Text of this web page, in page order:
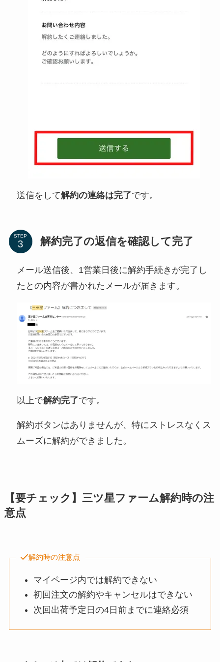
送信をして解約の連絡は完了です。
STEP 解約完了の返信を確認して完了
メール送信後、1営業日後に解約手続きが完了し
たとの内容が書かれたメールが届きます。
以上で解約完了です。
解約ボタンはありませんが、特にストレスなくス
ムーズに解約ができました。
【要チェック】三ツ星ファーム解約時の注
意点
解約時の注意点
マイページ内では解約できない
初回注文の解約やキャンセルはできない
次回出荷予定日の4日前までに連絡必須